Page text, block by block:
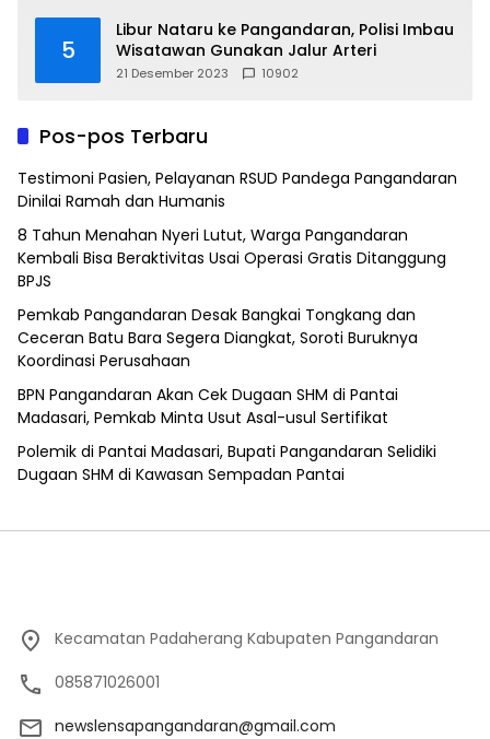
5
Libur Nataru ke Pangandaran, Polisi Imbau
Wisatawan Gunakan Jalur Arteri
21 Desember 2023 10902
Pos-pos Terbaru
Testimoni Pasien, Pelayanan RSUD Pandega Pangandaran
Dinilai Ramah dan Humanis
8 Tahun Menahan Nyeri Lutut, Warga Pangandaran
Kembali Bisa Beraktivitas Usai Operasi Gratis Ditanggung
BPJS
Pemkab Pangandaran Desak Bangkai Tongkang dan
Ceceran Batu Bara Segera Diangkat, Soroti Buruknya
Koordinasi Perusahaan
BPN Pangandaran Akan Cek Dugaan SHM di Pantai
Madasari, Pemkab Minta Usut Asal-usul Sertifikat
Polemik di Pantai Madasari, Bupati Pangandaran Selidiki
Dugaan SHM di Kawasan Sempadan Pantai
Kecamatan Padaherang Kabupaten Pangandaran
085871026001
newslensapangandaran@gmail.com